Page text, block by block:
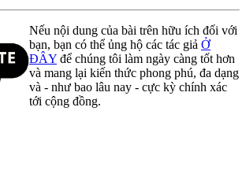
Nếu nội dung của bài trên hữu ích đối với
bạn, bạn có thể ủng hộ các tác giả Ở
ĐÂY để chúng tôi làm ngày càng tốt hơn
và mang lại kiến thức phong phú, đa dạng
và - như bao lâu nay - cực kỳ chính xác
tới cộng đồng.